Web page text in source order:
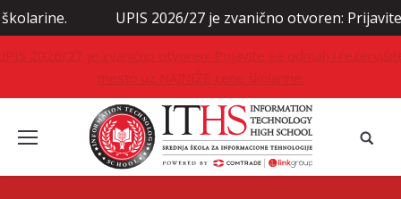
2026/27 je zvanično otvoren: Prijavite se odmah i
2026/27 je zvanično otvoren: Prijavite se odmah i
mesto uz NAJNIŽE cene školarine.